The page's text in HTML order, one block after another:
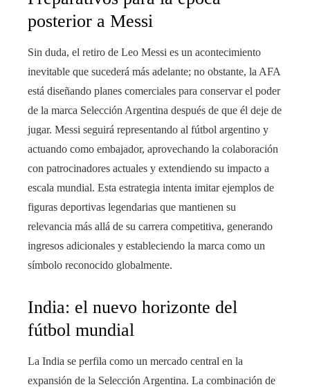
posterior a Messi
Sin duda, el retiro de Leo Messi es un acontecimiento
inevitable que sucederá más adelante; no obstante, la AFA
está diseñando planes comerciales para conservar el poder
de la marca Selección Argentina después de que él deje de
jugar. Messi seguirá representando al fútbol argentino y
actuando como embajador, aprovechando la colaboración
con patrocinadores actuales y extendiendo su impacto a
escala mundial. Esta estrategia intenta imitar ejemplos de
figuras deportivas legendarias que mantienen su
relevancia más allá de su carrera competitiva, generando
ingresos adicionales y estableciendo la marca como un
símbolo reconocido globalmente.
India: el nuevo horizonte del
fútbol mundial
La India se perfila como un mercado central en la
expansión de la Selección Argentina. La combinación de